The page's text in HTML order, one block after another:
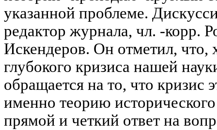
указанной проблеме.
редактор журнала, чл. -корр.
Искендеров. Он отметил, что,
глубокого кризиса нашей
обращается на то, что кризис
именно теорию
прямой и четкий ответ на